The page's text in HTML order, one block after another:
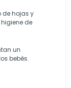
de hojas y
de
un
bebés.